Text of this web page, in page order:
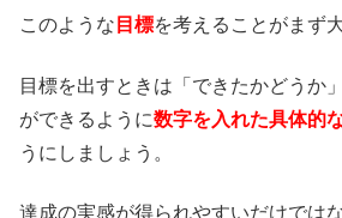
このような 目標を考えることがまず
目標を出すときは「できたかどうか
ができるように数字を入れた具体的
うにしましょう。
達成の実感が得られやすいだけでは